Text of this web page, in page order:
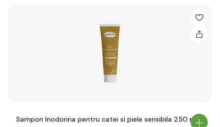
Sampon Inodorina pentru catei si piele sensibila 250 ml